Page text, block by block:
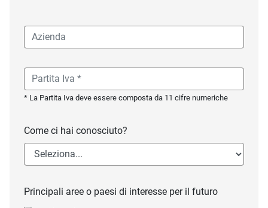
* La Partita Iva deve essere composta da 11 cifre numeriche
Come ci hai conosciuto?
Principali aree o paesi di interesse per il futuro